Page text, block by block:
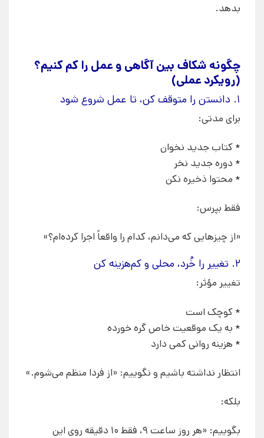
بدهد.
چگونه شکاف بین آگاهی و عمل را کم کنیم؟
(رویکرد عملی)
۱. دانستن را متوقف کن، تا عمل شروع شود
برای مدتی:
* کتاب جدید نخوان
* دوره جدید نخر
* محتوا ذخیره نکن
فقط بپرس:
«از چیزهایی که می‌دانم، کدام را واقعاً اجرا کرده‌ام؟»
۲. تغییر را خُرد، محلی و کم‌هزینه کن
تغییر مؤثر:
* کوچک است
* به یک موقعیت خاص گره خورده
* هزینه روانی کمی دارد
انتظار نداشته باشیم و نگوییم: «از فردا منظم می‌شوم.»
بلکه:
بگوییم: «هر روز ساعت ۹، فقط ۱۰ دقیقه روی این